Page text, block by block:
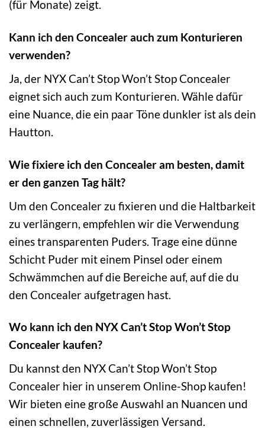
(für Monate) zeigt.
Kann ich den Concealer auch zum Konturieren
verwenden?
Ja, der NYX Can’t Stop Won’t Stop Concealer
eignet sich auch zum Konturieren. Wähle dafür
eine Nuance, die ein paar Töne dunkler ist als dein
Hautton.
Wie fixiere ich den Concealer am besten, damit
er den ganzen Tag hält?
Um den Concealer zu fixieren und die Haltbarkeit
zu verlängern, empfehlen wir die Verwendung
eines transparenten Puders. Trage eine dünne
Schicht Puder mit einem Pinsel oder einem
Schwämmchen auf die Bereiche auf, auf die du
den Concealer aufgetragen hast.
Wo kann ich den NYX Can’t Stop Won’t Stop
Concealer kaufen?
Du kannst den NYX Can’t Stop Won’t Stop
Concealer hier in unserem Online-Shop kaufen!
Wir bieten eine große Auswahl an Nuancen und
einen schnellen, zuverlässigen Versand.